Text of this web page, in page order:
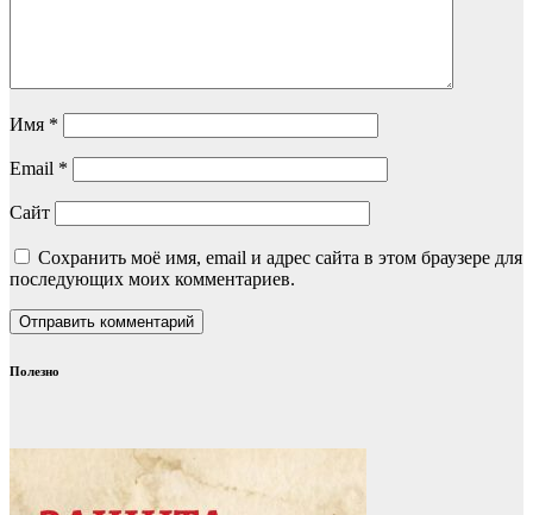
Имя *
Email *
Сайт
Сохранить моё имя, email и адрес сайта в этом браузере для
последующих моих комментариев.
Полезно